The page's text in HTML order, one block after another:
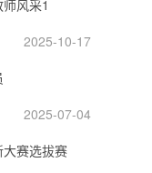
风采1
2025-10-17
2025-07-04
赛选拔赛